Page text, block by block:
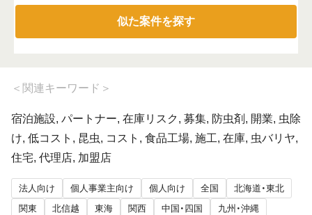
似た案件を探す
＜ 関連キーワード ＞
宿泊施設, パートナー, 在庫リスク, 募集, 防虫剤, 開業, 虫除
け, 低コスト, 昆虫, コスト, 食品工場, 施工, 在庫, 虫バリヤ,
住宅, 代理店, 加盟店
法人向け 個人事業主向け 個人向け 全国
北海道・東北
関東
北信越 東海 関西 中国・四国
九州・沖縄